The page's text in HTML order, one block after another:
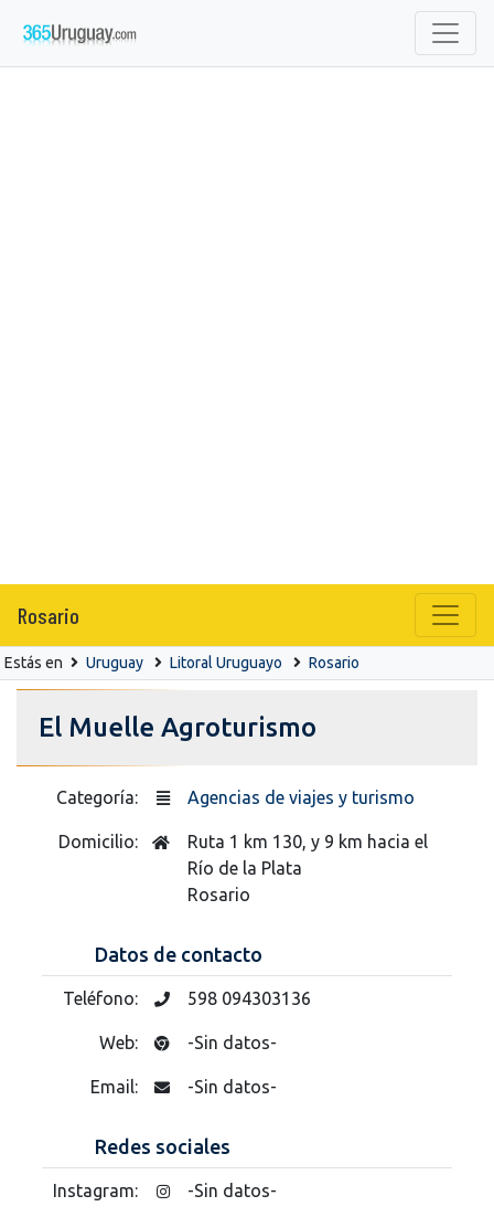
Rosario
Estás en Uruguay Litoral Uruguayo Rosario
El Muelle Agroturismo
Categoría: Agencias de viajes y turismo
Domicilio:
Ruta 1 km 130, y 9 km hacia el
Río de la Plata
Rosario
Datos de contacto
Teléfono: 598 094303136
Web: -Sin datos-
Email: -Sin datos-
Redes sociales
Instagram: -Sin datos-